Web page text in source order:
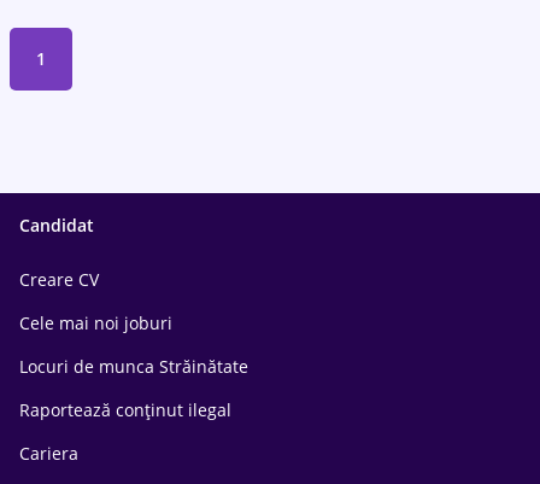
1
Candidat
Creare CV
Cele mai noi joburi
Locuri de munca Străinătate
Raportează conținut ilegal
Cariera